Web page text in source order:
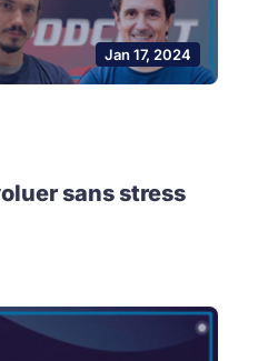
Jan 17, 2024
sans stress